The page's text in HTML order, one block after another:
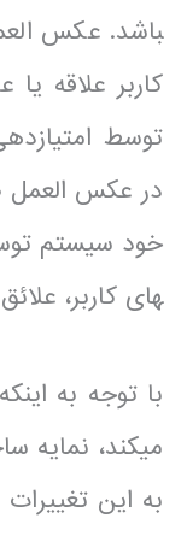
باشد. عکس
کاربر علاقه
توسط
در عکس العمل
های کاربر،
با توجه به
می­کند، نمایه
به این تغییرات